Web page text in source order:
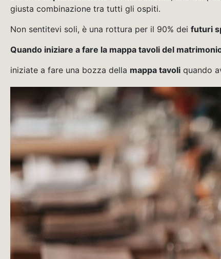
giusta combinazione tra tutti gli ospiti.
Non sentitevi soli, è una rottura per il 90% dei futuri
Quando iniziare a fare la mappa tavoli del
iniziate a fare una bozza della mappa tavoli quando